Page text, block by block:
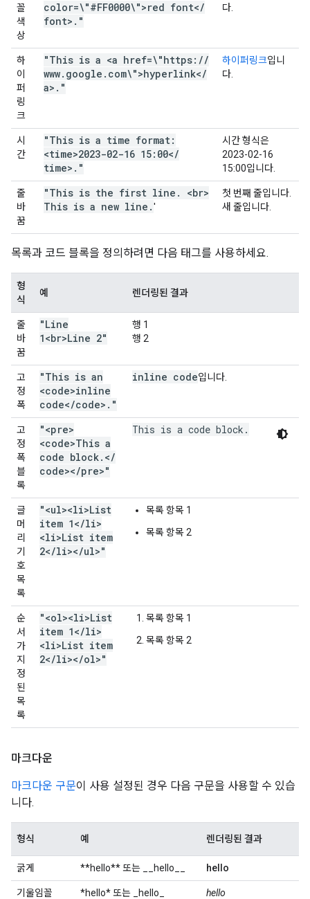
꼴
색
상
color=\"#FF0000\">red font</
font> . "
다.
하
이
퍼
링
크
"This is a <a href=\"https: //
www. google . com\">hyperlink</
a> . "
하이퍼링크입니
다.
시
간
"This is a time format:
<time>2023-02-16 15:00</
time> . "
시간 형식은
2023-02-16
15:00입니다.
줄
바
꿈
"This is the first line .
<br>
This is a new line .'
첫 번째 줄입니다.
새 줄입니다.
목록과 코드 블록을 정의하려면 다음 태그를 사용하세요.
형
식
예 렌더링된 결과
줄
바
꿈
"Line
1<br>Line 2"
행 1
행 2
고
정
폭
"This is an
<code>inline
code</code> . "
inline code입니다.
고
정
폭
블
록
"<pre>
<code>This a
code block. </
code></pre>"
This is a code block.
글
머
리
기
호
목
록
"<ul><li>List
item 1</li>
<li>List item
2</li></ul>"
목록 항목 1
목록 항목 2
순
서
가
지
정
된
목
록
"<ol><li>List
item 1</li>
<li>List item
2</li></ol>"
목록 항목 1
목록 항목 2
마크다운
마크다운 구문이 사용 설정된 경우 다음 구문을 사용할 수 있습
니다.
형식 예 렌더링된 결과
굵게 **hello** 또는 __hello__ hello
기울임꼴 *hello* 또는 _hello_ hello